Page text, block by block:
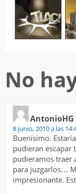
No
AntonioHG
8 junio, 2010 a las
Buenísimo.
pudieran escapar
pudieramos traer
para juzgarlos…
impresionante.